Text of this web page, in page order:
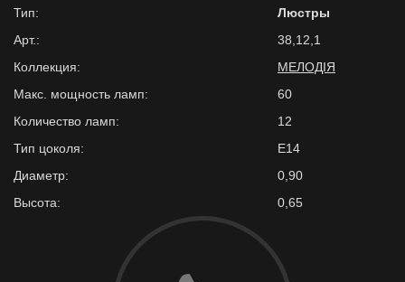
Тип:
Люстры
Арт.:
38,12,1
Коллекция:
МЕЛОДІЯ
Макс. мощность ламп:
60
Количество ламп:
12
Тип цоколя:
E14
Диаметр:
0,90
Высота:
0,65